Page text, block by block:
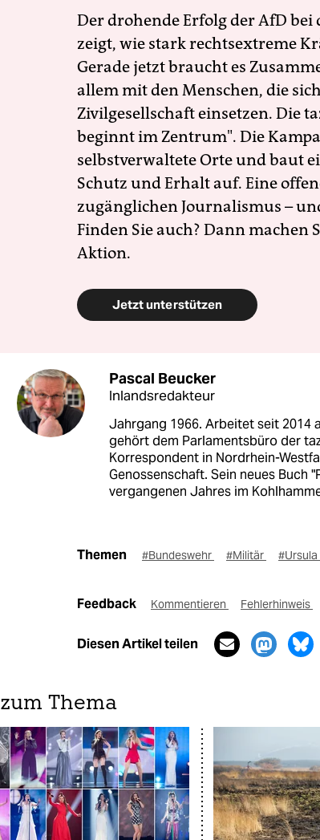
Der drohende Erfolg der AfD
zeigt, wie stark rechtsextreme
Gerade jetzt braucht es
allem mit den Menschen, die
Zivilgesellschaft einsetzen. Die
beginnt im Zentrum". Die
selbstverwaltete Orte und baut
Schutz und Erhalt auf. Eine
zugänglichen Journalismus –
Finden Sie auch? Dann machen
Aktion.
Jetzt unterstützen
Pascal Beucker
Inlandsredakteur
Jahrgang 1966. Arbeitet seit 2014
gehört dem Parlamentsbüro der
Korrespondent in Nordrhein-
Genossenschaft. Sein neues Buch
vergangenen Jahres im
Themen #Bundeswehr #Militär #Ursula
Feedback Kommentieren Fehlerhinweis
Diesen Artikel teilen
Thema